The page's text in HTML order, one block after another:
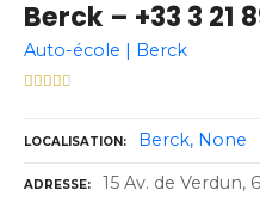
Berck – +33 3 21
Auto-école | Berck
LOCALISATION Berck None
ADRESSE 15 Av. de Verdun,